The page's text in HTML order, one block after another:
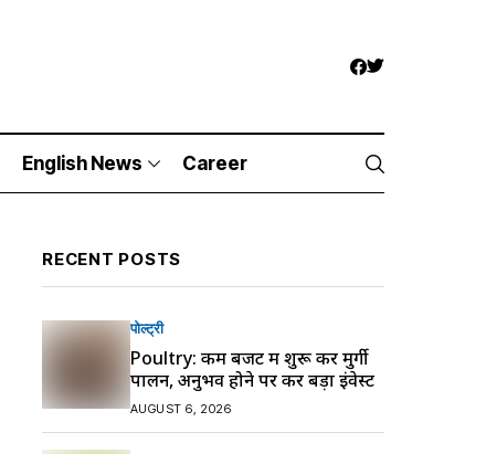
English News Career
RECENT POSTS
पोल्ट्री
Poultry: कम बजट में शुरू करें मुर्गी
पालन, अनुभव होने पर करें बड़ा इंवेस्ट
AUGUST 6, 2026